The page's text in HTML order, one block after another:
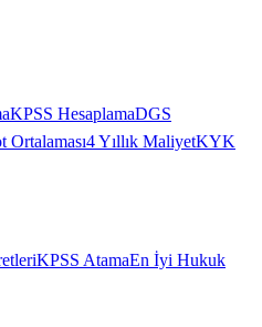
KPSS HesaplamaDGS
Ortalaması4 Yıllık MaliyetKYK
KPSS AtamaEn İyi Hukuk